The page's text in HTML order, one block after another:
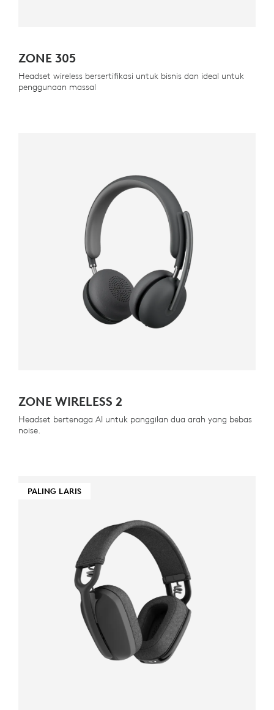
ZONE 305
Headset wireless bersertifikasi untuk bisnis dan ideal untuk
penggunaan massal
ZONE WIRELESS 2
Headset bertenaga AI untuk panggilan dua arah yang bebas
noise.
PALING LARIS